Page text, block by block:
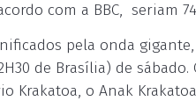
com a BBC, seriam
pela onda
de Brasília) de
Krakatoa, o Anak